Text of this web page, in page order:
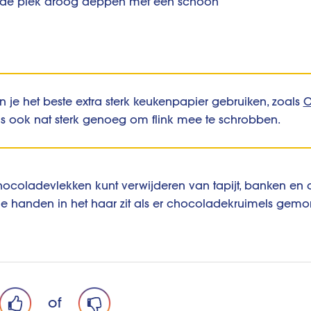
het beste extra sterk keukenpapier gebruiken, zoals
ook nat sterk genoeg om flink mee te schrobben.
kunt verwijderen van tapijt, banken en
handen in het haar zit als er chocoladekruimels
of